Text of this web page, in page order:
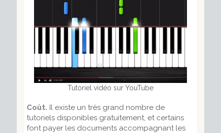
Tutoriel vidéo sur YouTube
Coût. Il existe un très grand nombre de
tutoriels disponibles gratuitement, et certains
font payer les documents accompagnant les